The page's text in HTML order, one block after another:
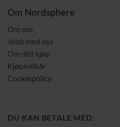
Om Nordsphere
Om oss
Jobb med oss
Om ditt kjøp
Kjøpsvilkår
Cookiepolicy
DU KAN BETALE MED: